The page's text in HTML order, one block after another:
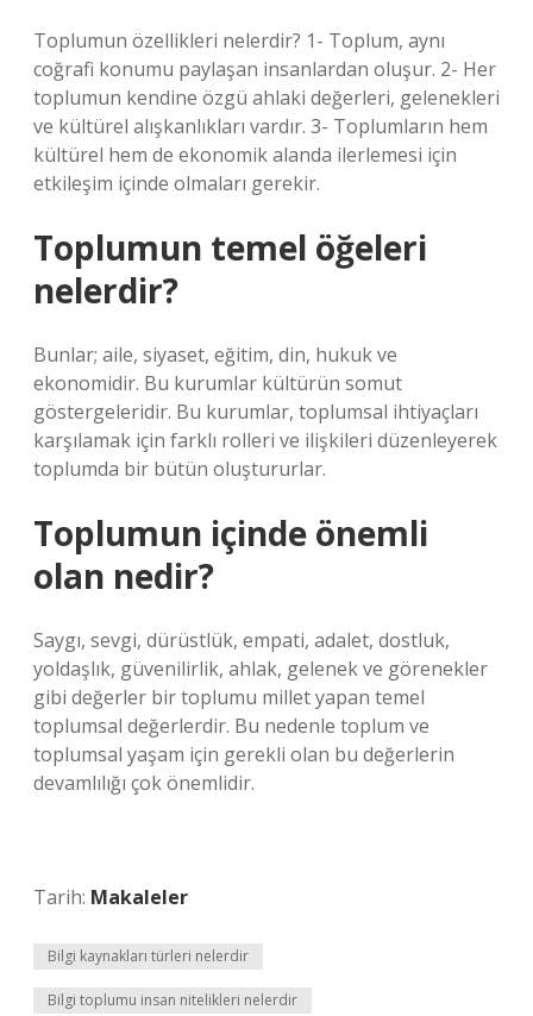
Toplumun özellikleri nelerdir? 1- Toplum, aynı
coğrafi konumu paylaşan insanlardan oluşur. 2- Her
toplumun kendine özgü ahlaki değerleri, gelenekleri
ve kültürel alışkanlıkları vardır. 3- Toplumların hem
kültürel hem de ekonomik alanda ilerlemesi için
etkileşim içinde olmaları gerekir.
Toplumun temel öğeleri
nelerdir?
Bunlar; aile, siyaset, eğitim, din, hukuk ve
ekonomidir. Bu kurumlar kültürün somut
göstergeleridir. Bu kurumlar, toplumsal ihtiyaçları
karşılamak için farklı rolleri ve ilişkileri düzenleyerek
toplumda bir bütün oluştururlar.
Toplumun içinde önemli
olan nedir?
Saygı, sevgi, dürüstlük, empati, adalet, dostluk,
yoldaşlık, güvenilirlik, ahlak, gelenek ve görenekler
gibi değerler bir toplumu millet yapan temel
toplumsal değerlerdir. Bu nedenle toplum ve
toplumsal yaşam için gerekli olan bu değerlerin
devamlılığı çok önemlidir.
Tarih: Makaleler
Bilgi kaynakları türleri nelerdir
Bilgi toplumu insan nitelikleri nelerdir